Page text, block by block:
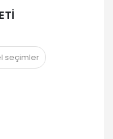
seçimler